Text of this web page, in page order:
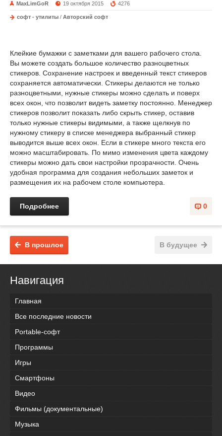
MaxLimGoR 19 октября 2015 4276
софт - утилиты / Авторский софт
Клейкие бумажки с заметками для вашего рабочего стола.
Вы можете создать большое количество разноцветных
стикеров. Сохранение настроек и введенный текст стикеров
сохраняется автоматически. Стикеры делаются не только
разноцветными, нужные стикеры можно сделать и поверх
всех окон, что позволит видеть заметку постоянно. Менеджер
стикеров позволит показать либо скрыть стикер, оставив
только нужные стикеры видимыми, а также щелкнув по
нужному стикеру в списке менеджера выбранный стикер
выводится выше всех окон. Если в стикере много текста его
можно масштабировать. По мимо изменения цвета каждому
стикеры можно дать свои настройки прозрачности. Очень
удобная программа для создания небольших заметок и
размещения их на рабочем столе компьютера.
0
Подробнее
В будущее
В прошлое
Навигация
Главная
Все последние новости
Portable-софт
Программы
Игры
Смартфоны
Видео
Фильмы (документальные)
Музыка